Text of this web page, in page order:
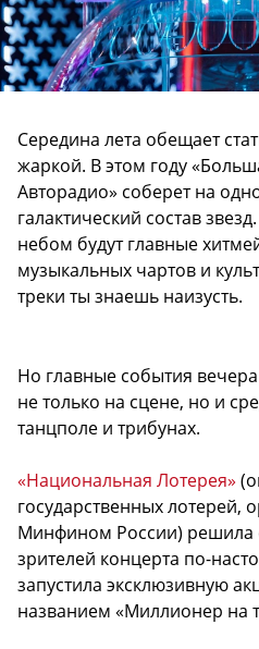
Середина лета обещает
жаркой. В этом году
Авторадио» соберет на
галактический состав
небом будут главные
музыкальных чартов и
треки ты знаешь наизусть.
Но главные события
не только на сцене, но и
танцполе и трибунах.
«Национальная Лотерея»
государственных лотерей,
Минфином России) решила
зрителей концерта по-
запустила эксклюзивную
названием «Миллионер на